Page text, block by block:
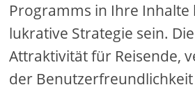
Programms in Ihre Inhalte
lukrative Strategie sein.
Attraktivität für Reisende,
der